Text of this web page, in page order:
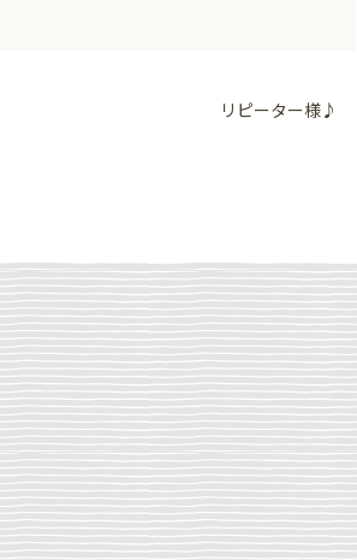
リピーター様♪